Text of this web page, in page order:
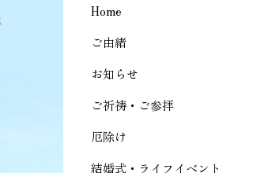
Home
ご由緒
お知らせ
ご祈祷・ご参拝
厄除け
結婚式・ライフイベント